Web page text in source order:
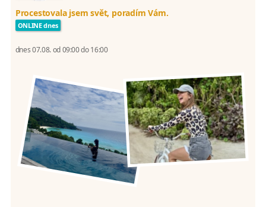
Procestovala jsem svět, poradím Vám.
ONLINE dnes
dnes 07.08. od 09:00 do 16:00